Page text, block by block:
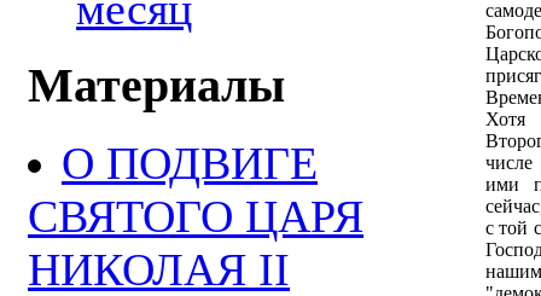
Материалы
О ПОДВИГЕ
СВЯТОГО ЦАРЯ
НИКОЛАЯ II
Хотя
числе
ими
с той